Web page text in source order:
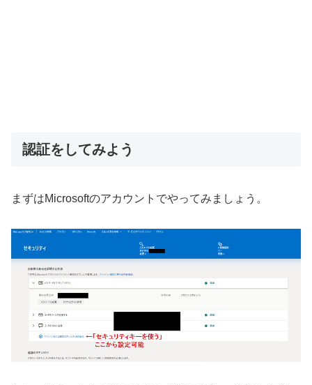
認証をしてみよう
まずはMicrosoftのアカウントでやってみましょう。